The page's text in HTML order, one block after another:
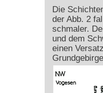
Die
der Abb. 2
schmaler.
und dem
einen